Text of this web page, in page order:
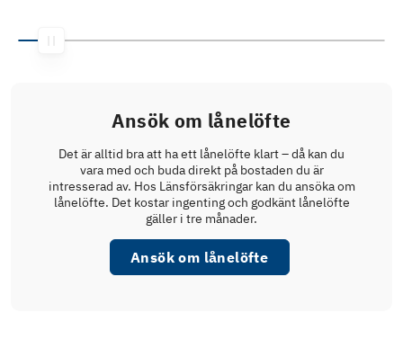
Ansök om lånelöfte
Det är alltid bra att ha ett lånelöfte klart – då kan du
vara med och buda direkt på bostaden du är
intresserad av. Hos Länsförsäkringar kan du ansöka om
lånelöfte. Det kostar ingenting och godkänt lånelöfte
gäller i tre månader.
Ansök om lånelöfte